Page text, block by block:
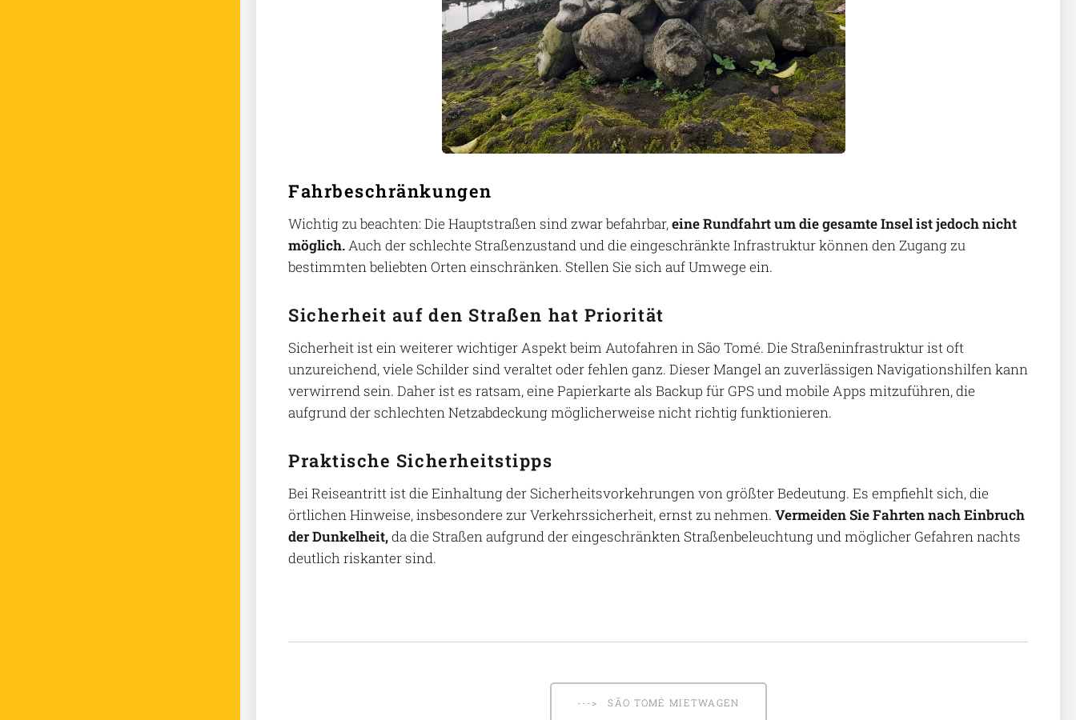
Fahrbeschränkungen
Wichtig zu beachten: Die Hauptstraßen sind zwar befahrbar,eine Rundfahrt um die gesamte Insel ist jedoch nicht
möglich. Auch der schlechte Straßenzustand und die eingeschränkte Infrastruktur können den Zugang zu
bestimmten beliebten Orten einschränken. Stellen Sie sich auf Umwege ein.
Sicherheit auf den Straßen hat Priorität
Sicherheit ist ein weiterer wichtiger Aspekt beim Autofahren in São Tomé. Die Straßeninfrastruktur ist oft
unzureichend, viele Schilder sind veraltet oder fehlen ganz. Dieser Mangel an zuverlässigen Navigationshilfen kann
verwirrend sein. Daher ist es ratsam, eine Papierkarte als Backup für GPS und mobile Apps mitzuführen, die
aufgrund der schlechten Netzabdeckung möglicherweise nicht richtig funktionieren.
Praktische Sicherheitstipps
Bei Reiseantritt ist die Einhaltung der Sicherheitsvorkehrungen von größter Bedeutung. Es empfiehlt sich, die
örtlichen Hinweise, insbesondere zur Verkehrssicherheit, ernst zu nehmen. Vermeiden Sie Fahrten nach Einbruch
der Dunkelheit,da die Straßen aufgrund der eingeschränkten Straßenbeleuchtung und möglicher Gefahren nachts
deutlich riskanter sind.
---> SÃO TOMÉ MIETWAGEN